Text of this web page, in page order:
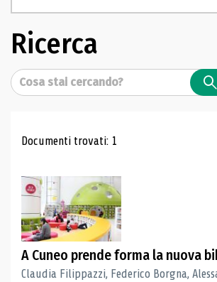
Ricerca
Cerca
Risultati di ricerca
Documenti trovati: 1
A Cuneo prende forma la nuova
Claudia Filippazzi, Federico Borgna,